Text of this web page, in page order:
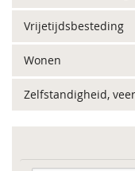
Vrijetijdsbesteding
Wonen
Zelfstandigheid,